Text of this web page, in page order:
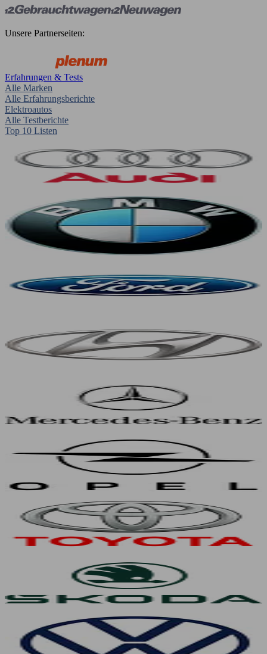
Unsere Partnerseiten:
Erfahrungen & Tests
Alle Marken
Alle Erfahrungsberichte
Elektroautos
Alle Testberichte
Top 10 Listen